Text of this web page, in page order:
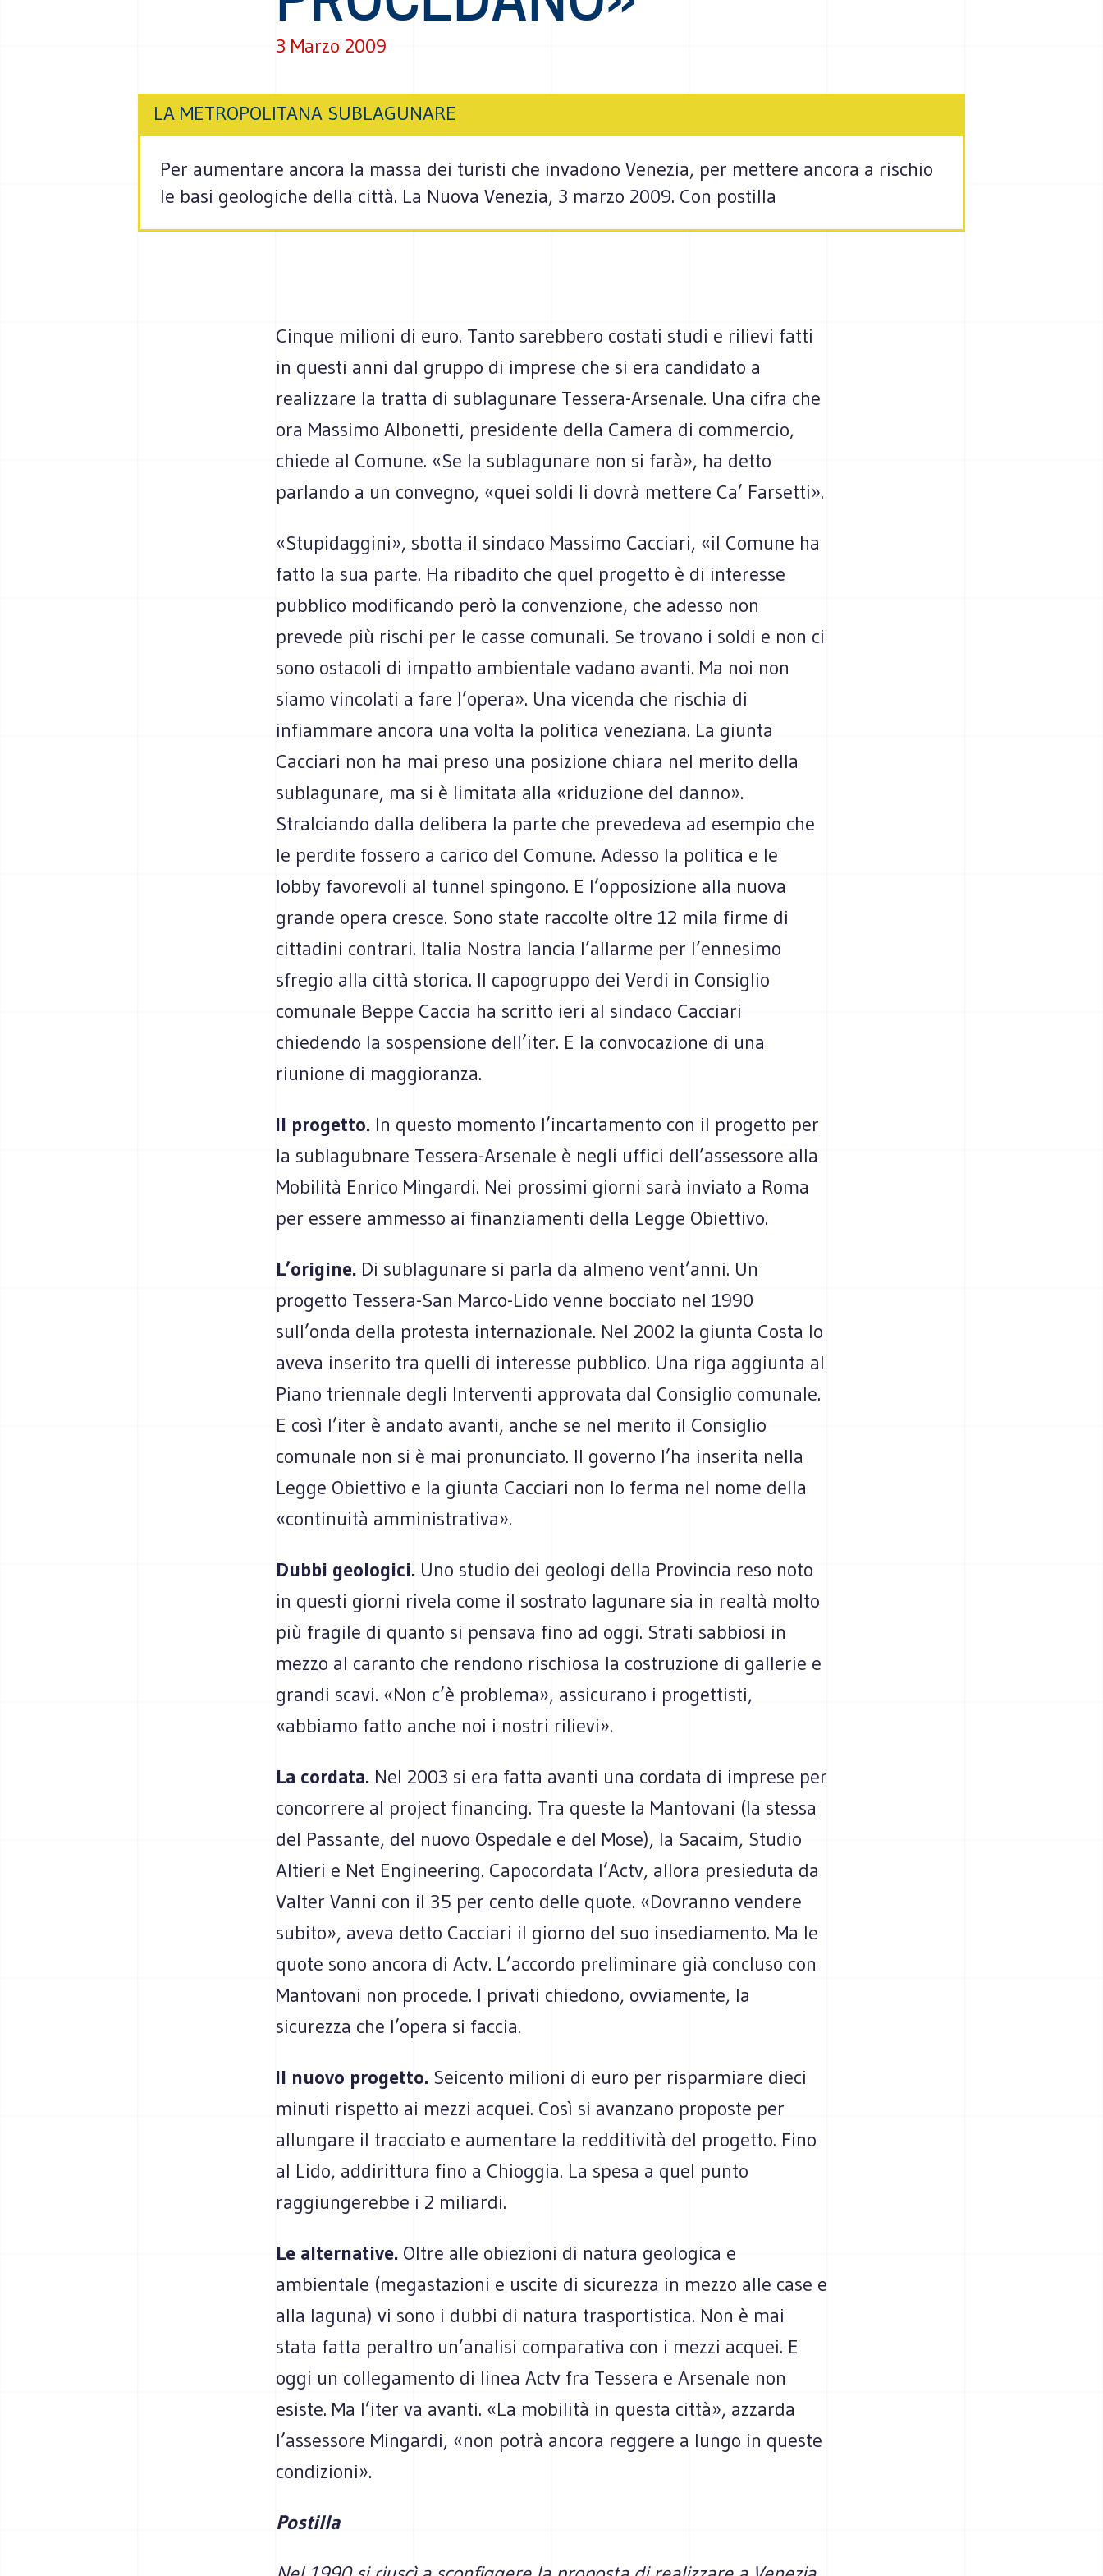
3 Marzo 2009
LA METROPOLITANA SUBLAGUNARE
Per aumentare ancora la massa dei turisti che invadono Venezia, per mettere ancora a rischio
le basi geologiche della città. La Nuova Venezia, 3 marzo 2009. Con postilla
Cinque milioni di euro. Tanto sarebbero costati studi e rilievi fatti
in questi anni dal gruppo di imprese che si era candidato a
realizzare la tratta di sublagunare Tessera-Arsenale. Una cifra che
ora Massimo Albonetti, presidente della Camera di commercio,
chiede al Comune. «Se la sublagunare non si farà», ha detto
parlando a un convegno, «quei soldi li dovrà mettere Ca’ Farsetti».
«Stupidaggini», sbotta il sindaco Massimo Cacciari, «il Comune ha
fatto la sua parte. Ha ribadito che quel progetto è di interesse
pubblico modificando però la convenzione, che adesso non
prevede più rischi per le casse comunali. Se trovano i soldi e non ci
sono ostacoli di impatto ambientale vadano avanti. Ma noi non
siamo vincolati a fare l’opera». Una vicenda che rischia di
infiammare ancora una volta la politica veneziana. La giunta
Cacciari non ha mai preso una posizione chiara nel merito della
sublagunare, ma si è limitata alla «riduzione del danno».
Stralciando dalla delibera la parte che prevedeva ad esempio che
le perdite fossero a carico del Comune. Adesso la politica e le
lobby favorevoli al tunnel spingono. E l’opposizione alla nuova
grande opera cresce. Sono state raccolte oltre 12 mila firme di
cittadini contrari. Italia Nostra lancia l’allarme per l’ennesimo
sfregio alla città storica. Il capogruppo dei Verdi in Consiglio
comunale Beppe Caccia ha scritto ieri al sindaco Cacciari
chiedendo la sospensione dell’iter. E la convocazione di una
riunione di maggioranza.
Il progetto. In questo momento l’incartamento con il progetto per
la sublagubnare Tessera-Arsenale è negli uffici dell’assessore alla
Mobilità Enrico Mingardi. Nei prossimi giorni sarà inviato a Roma
per essere ammesso ai finanziamenti della Legge Obiettivo.
L’origine. Di sublagunare si parla da almeno vent’anni. Un
progetto Tessera-San Marco-Lido venne bocciato nel 1990
sull’onda della protesta internazionale. Nel 2002 la giunta Costa lo
aveva inserito tra quelli di interesse pubblico. Una riga aggiunta al
Piano triennale degli Interventi approvata dal Consiglio comunale.
E così l’iter è andato avanti, anche se nel merito il Consiglio
comunale non si è mai pronunciato. Il governo l’ha inserita nella
Legge Obiettivo e la giunta Cacciari non lo ferma nel nome della
«continuità amministrativa».
Dubbi geologici. Uno studio dei geologi della Provincia reso noto
in questi giorni rivela come il sostrato lagunare sia in realtà molto
più fragile di quanto si pensava fino ad oggi. Strati sabbiosi in
mezzo al caranto che rendono rischiosa la costruzione di gallerie e
grandi scavi. «Non c’è problema», assicurano i progettisti,
«abbiamo fatto anche noi i nostri rilievi».
La cordata. Nel 2003 si era fatta avanti una cordata di imprese per
concorrere al project financing. Tra queste la Mantovani (la stessa
del Passante, del nuovo Ospedale e del Mose), la Sacaim, Studio
Altieri e Net Engineering. Capocordata l’Actv, allora presieduta da
Valter Vanni con il 35 per cento delle quote. «Dovranno vendere
subito», aveva detto Cacciari il giorno del suo insediamento. Ma le
quote sono ancora di Actv. L’accordo preliminare già concluso con
Mantovani non procede. I privati chiedono, ovviamente, la
sicurezza che l’opera si faccia.
Il nuovo progetto. Seicento milioni di euro per risparmiare dieci
minuti rispetto ai mezzi acquei. Così si avanzano proposte per
allungare il tracciato e aumentare la redditività del progetto. Fino
al Lido, addirittura fino a Chioggia. La spesa a quel punto
raggiungerebbe i 2 miliardi.
Le alternative. Oltre alle obiezioni di natura geologica e
ambientale (megastazioni e uscite di sicurezza in mezzo alle case e
alla laguna) vi sono i dubbi di natura trasportistica. Non è mai
stata fatta peraltro un’analisi comparativa con i mezzi acquei. E
oggi un collegamento di linea Actv fra Tessera e Arsenale non
esiste. Ma l’iter va avanti. «La mobilità in questa città», azzarda
l’assessore Mingardi, «non potrà ancora reggere a lungo in queste
condizioni».
Postilla